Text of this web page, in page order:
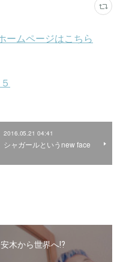
2016.05.21 04:41
シャガールというnew face
安木から世界へ⁉️